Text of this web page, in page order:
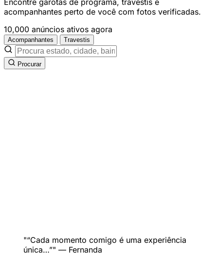
acompanhantes perto de você com fotos verificadas.
10,000 anúncios ativos agora
Acompanhantes Travestis
Procurar
“Cada momento comigo é uma experiência
única…” — Fernanda